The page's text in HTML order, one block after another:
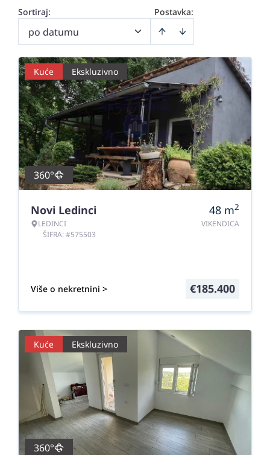
Postavka:
Sortiraj:
po datumu
Kuće Ekskluzivno
360°
Novi Ledinci
LEDINCI
ŠIFRA: #575503
48 m2
VIKENDICA
Više o nekretnini > €185.400
Kuće Ekskluzivno
360°